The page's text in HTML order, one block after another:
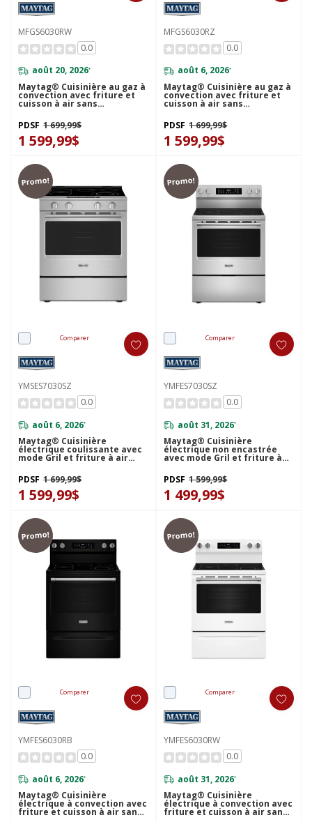
MFGS6030RW
0.0
août 20, 2026*
Maytag® Cuisinière au gaz à
convection avec friture et
cuisson à air sans
MFGS6030RW
PDSF 1 699,99$
1 599,99$
MFGS6030RZ
0.0
août 6, 2026*
Maytag® Cuisinière au gaz à
convection avec friture et
cuisson à air sans
MFGS6030RZ
PDSF 1 699,99$
1 599,99$
Promo!
Comparer
YMSES7030SZ
0.0
août 6, 2026*
Maytag® Cuisinière
électrique coulissante avec
mode Gril et friture à air
- 30 po YMSES7030SZ
PDSF 1 699,99$
1 599,99$
Promo!
Comparer
YMFES7030SZ
0.0
août 31, 2026*
Maytag® Cuisinière
électrique non encastrée
avec mode Gril et friture à
cu - 30 po YMFES7030SZ
PDSF 1 599,99$
1 499,99$
Promo!
Comparer
YMFES6030RB
0.0
août 6, 2026*
Maytag® Cuisinière
électrique à convection avec
friture et cuisson à air sans
Promo!
Comparer
YMFES6030RW
0.0
août 31, 2026*
Maytag® Cuisinière
électrique à convection avec
friture et cuisson à air sans